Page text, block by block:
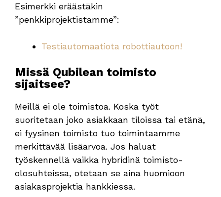
Esimerkki eräästäkin
”penkkiprojektistamme”:
Testiautomaatiota robottiautoon!
Missä Qubilean toimisto
sijaitsee?
Meillä ei ole toimistoa. Koska työt
suoritetaan joko asiakkaan tiloissa tai etänä,
ei fyysinen toimisto tuo toimintaamme
merkittävää lisäarvoa. Jos haluat
työskennellä vaikka hybridinä toimisto-
olosuhteissa, otetaan se aina huomioon
asiakasprojektia hankkiessa.